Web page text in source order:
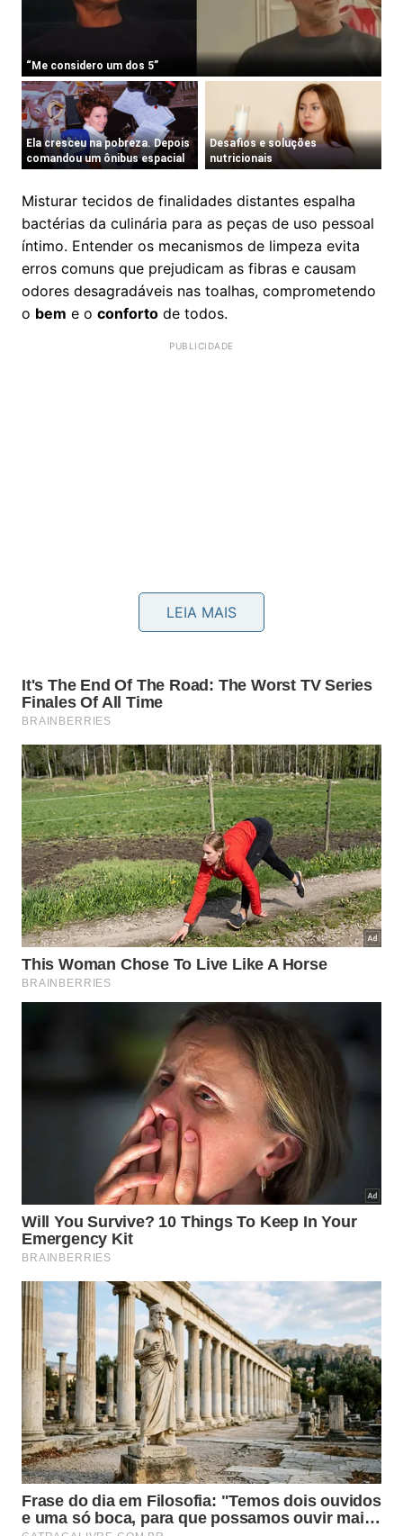
Misturar tecidos de finalidades distantes espalha
bactérias da culinária para as peças de uso pessoal
íntimo. Entender os mecanismos de limpeza evita
erros comuns que prejudicam as fibras e causam
odores desagradáveis nas toalhas, comprometendo
o bem e o conforto de todos.
Para complementar os cuidados domésticos na
canalTalita Cavalcante do YouTube:
Qual é o impacto real na higiene da
cozinha?
Os tecidos culinários acumulam gorduras e micro-
organismos que exigem cuidados extremos durante
a lavagem regular diária. Ahigieneadequada
desses panos impede a proliferação de doenças e
mantém o ambiente gastronômico seguro para o
alimentosda família.
🧽
Cuidados essenciais
com os panos de
prato
LEIA MAIS